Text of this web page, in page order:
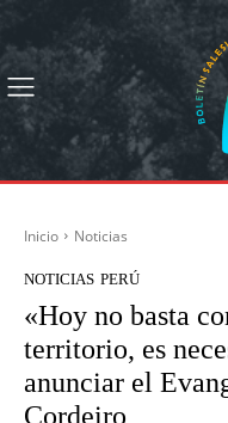
Inicio Noticias
NOTICIAS PERÚ
«Hoy no basta
territorio, es
anunciar el
Cordeiro